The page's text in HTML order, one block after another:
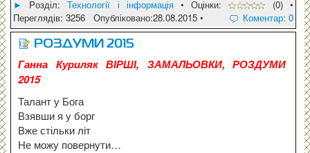
► Pозділ:Технології і інформація• Оцінки:
(0) •
Переглядів: 3256 Опубліковано:28.08.2015 •
Коментар: 0
РОЗДУМИ 2015
Ганна Куриляк ВІРШІ, ЗАМАЛЬОВКИ, РОЗДУМИ
2015
Талант у Бога
Взявши я у борг
Вже стільки літ
Не можу повернути…